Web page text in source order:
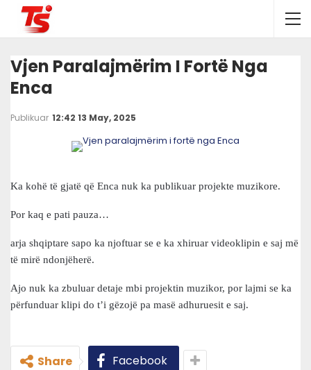
Vjen Paralajmërim I Fortë Nga
Enca
Publikuar 12:42 13 May, 2025
Ka kohë të gjatë që Enca nuk ka publikuar projekte muzikore.
Por kaq e pati pauza…
arja shqiptare sapo ka njoftuar se e ka xhiruar videoklipin e saj më
të mirë ndonjëherë.
Ajo nuk ka zbuluar detaje mbi projektin muzikor, por lajmi se ka
përfunduar klipi do t’i gëzojë pa masë adhuruesit e saj.
Share Facebook